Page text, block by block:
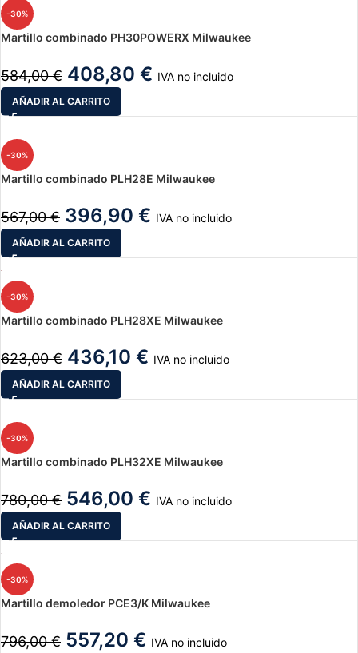
-30%
Martillo combinado PH30POWERX Milwaukee
584,00€ 408,80 € IVA no incluido
AÑADIR AL CARRITO
-30%
Martillo combinado PLH28E Milwaukee
567,00€ 396,90 € IVA no incluido
AÑADIR AL CARRITO
-30%
Martillo combinado PLH28XE Milwaukee
623,00€ 436,10 € IVA no incluido
AÑADIR AL CARRITO
-30%
Martillo combinado PLH32XE Milwaukee
780,00€ 546,00 € IVA no incluido
AÑADIR AL CARRITO
-30%
Martillo demoledor PCE3/K Milwaukee
796,00€ 557,20 € IVA no incluido